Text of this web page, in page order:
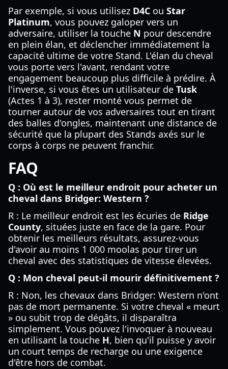
Par exemple, si vous utilisez D4C ou Star
Platinum, vous pouvez galoper vers un
adversaire, utiliser la touche N pour descendre
en plein élan, et déclencher immédiatement la
capacité ultime de votre Stand. L'élan du cheval
vous porte vers l'avant, rendant votre
engagement beaucoup plus difficile à prédire. À
l'inverse, si vous êtes un utilisateur de Tusk
(Actes 1 à 3), rester monté vous permet de
tourner autour de vos adversaires tout en tirant
des balles d'ongles, maintenant une distance de
sécurité que la plupart des Stands axés sur le
corps à corps ne peuvent franchir.
FAQ
Q : Où est le meilleur endroit pour acheter un
cheval dans Bridger: Western ?
R : Le meilleur endroit est les écuries de Ridge
County, situées juste en face de la gare. Pour
obtenir les meilleurs résultats, assurez-vous
d'avoir au moins 1 000 moolas pour tirer un
cheval avec des statistiques de vitesse élevées.
Q : Mon cheval peut-il mourir définitivement ?
R : Non, les chevaux dans Bridger: Western n'ont
pas de mort permanente. Si votre cheval « meurt
» ou subit trop de dégâts, il disparaîtra
simplement. Vous pouvez l'invoquer à nouveau
en utilisant la touche H, bien qu'il puisse y avoir
un court temps de recharge ou une exigence
d'être hors de combat.